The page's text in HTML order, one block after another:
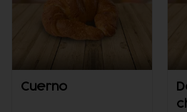
Cuerno